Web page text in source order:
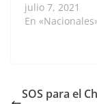
de Colombia
Sede Orinoquia
desmovilizados
julio 7, 2021
En
SOS para el